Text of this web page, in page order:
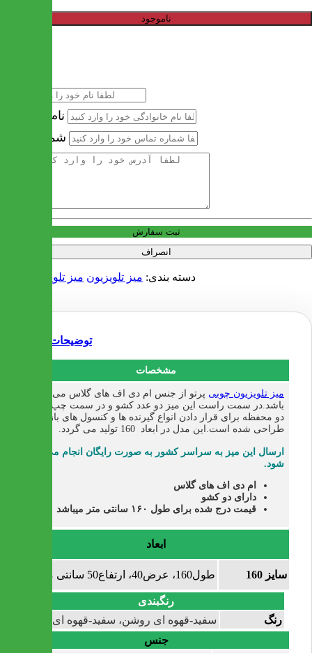
ناموجود
نام خانوادگی
شماره تماس
ثبت سفارش
انصراف
دسته بندی: میز تلویزیون میز تلویزیون چوبی
توضیحات
مشخصات
میز تلویزیون چوبی پرتو از جنس ام دی اف های گلاس می
باشد.در سمت راست این میز دو عدد کشو و در سمت چپ آن
دو محفظه برای قرار دادن انواع گیرنده ها و کنسول های بازی
طراحی شده است.این مدل در ابعاد 160 تولید می گردد.
ارسال این میز به سراسر کشور به صورت رایگان انجام می
شود.
ام دی اف های گلاس
دارای دو کشو
قیمت درج شده برای طول ۱۶۰ سانتی متر میباشد
ابعاد
سایز 160 طول160، عرض40، ارتفاع50 سانتی متر
رنگبندی
رنگ
سفید-قهوه ای روشن، سفید-قهوه ای تیره
جنس